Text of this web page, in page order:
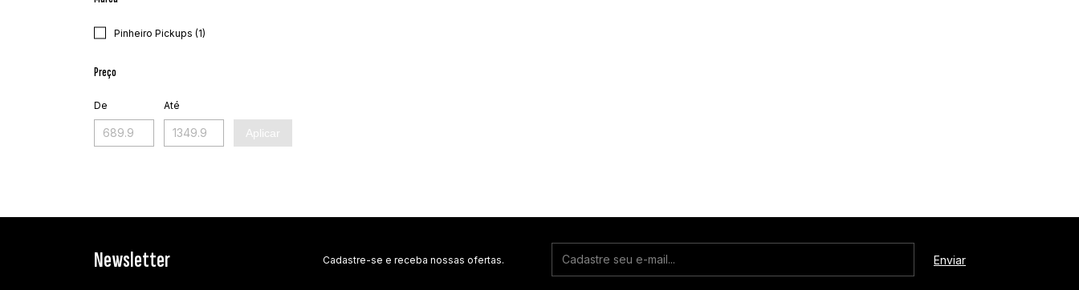
Pinheiro Pickups (1)
Preço
De Até
Aplicar
Newsletter Cadastre-se e receba nossas ofertas.